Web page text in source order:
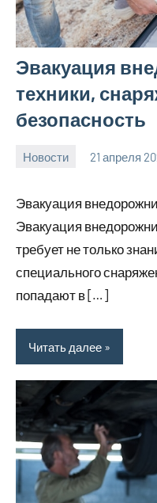
Эвакуация
техники,
безопасность
Новости 21 апреля
Эвакуация
Эвакуация
требует не только
специального
попадают в […]
Читать далее